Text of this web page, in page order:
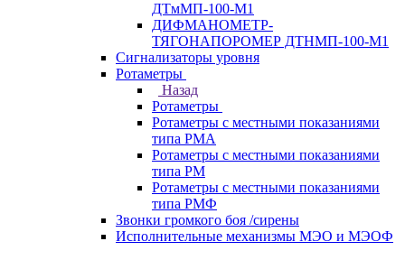
ДТмМП-100-М1
ДИФМАНОМЕТР-
ТЯГОНАПОРОМЕР ДТНМП-100-М1
Сигнализаторы уровня
Ротаметры
Назад
Ротаметры
Ротаметры с местными показаниями
типа РМА
Ротаметры с местными показаниями
типа РМ
Ротаметры с местными показаниями
типа РМФ
Звонки громкого боя /сирены
Исполнительные механизмы МЭО и МЭОФ